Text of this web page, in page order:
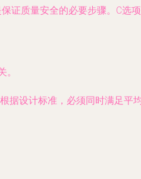
证质量安全的必要步骤。C选
据设计标准，必须同时满足